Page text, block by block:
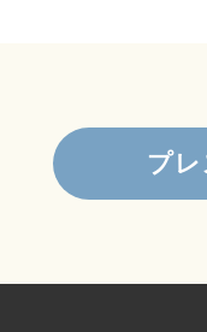
プ